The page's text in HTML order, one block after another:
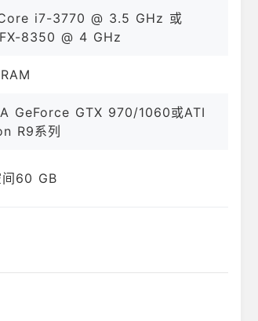
i7-3770 @ 3.5 GHz 或
8350 @ 4 GHz
GeForce GTX 970/1060或ATI
R9系列
间60 GB